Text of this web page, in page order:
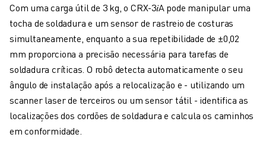
PACK ROBODRILL - ROBÔ
PACK EDUCACIONAL ROBODRILL
MÁQUINAS DE MOLDAGEM POR INJEÇÃO ELÉCTRICA
LOCALIZADOR ROBOSHOT
MÁQUINAS DE MOLDAGEM POR INJEÇÃO ELÉCTRICA ROBOSHOT
HARDWARE ROBOSHOT
SOFTWARE ROBOSHOT
SUSTENTABILIDADE DA ROBOSHOT
PACK ROBOSHOT - ROBÔ
Com uma carga útil de 3 kg, o CRX-3𝑖A pode manipular uma
tocha de soldadura e um sensor de rastreio de costuras
simultaneamente, enquanto a sua repetibilidade de ±0,02
mm proporciona a precisão necessária para tarefas de
soldadura críticas. O robô detecta automaticamente o seu
ângulo de instalação após a relocalização e - utilizando um
scanner laser de terceiros ou um sensor tátil - identifica as
localizações dos cordões de soldadura e calcula os caminhos
em conformidade.